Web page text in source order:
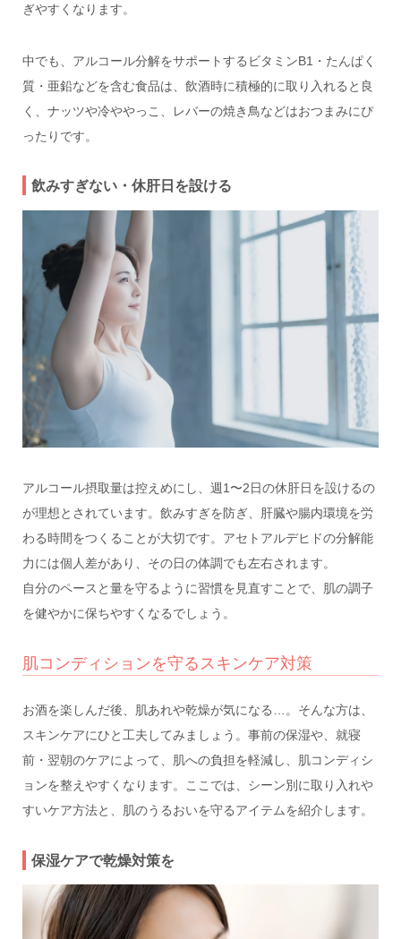
ぎやすくなります。
中でも、アルコール分解をサポートするビタミンB1・たんぱく
質・亜鉛などを含む食品は、飲酒時に積極的に取り入れると良
く、ナッツや冷ややっこ、レバーの焼き鳥などはおつまみにぴ
ったりです。
飲みすぎない・休肝日を設ける
アルコール摂取量は控えめにし、週1〜2日の休肝日を設けるの
が理想とされています。飲みすぎを防ぎ、肝臓や腸内環境を労
わる時間をつくることが大切です。アセトアルデヒドの分解能
力には個人差があり、その日の体調でも左右されます。
自分のペースと量を守るように習慣を見直すことで、肌の調子
を健やかに保ちやすくなるでしょう。
肌コンディションを守るスキンケア対策
お酒を楽しんだ後、肌あれや乾燥が気になる…。そんな方は、
スキンケアにひと工夫してみましょう。事前の保湿や、就寝
前・翌朝のケアによって、肌への負担を軽減し、肌コンディシ
ョンを整えやすくなります。ここでは、シーン別に取り入れや
すいケア方法と、肌のうるおいを守るアイテムを紹介します。
保湿ケアで乾燥対策を